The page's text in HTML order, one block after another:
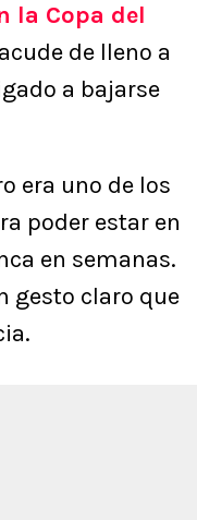
la Copa del
de lleno a
a bajarse
era uno de los
poder estar en
en semanas.
gesto claro que